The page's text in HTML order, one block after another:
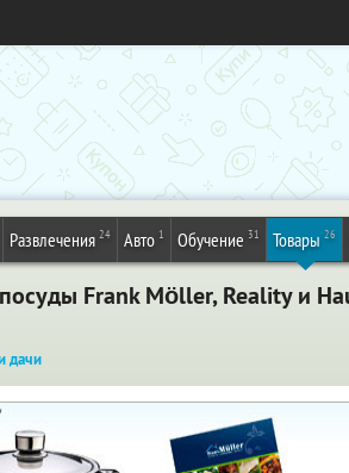
Развлечения 24 Авто 1 Обучение 31 Товары 26
Frank Möller, Reality и
дачи